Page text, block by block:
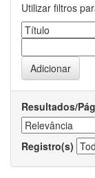
Utilizar filtros
Resultados/
Registro(s)